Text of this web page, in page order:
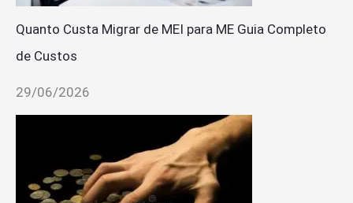
Quanto Custa Migrar de MEI para ME Guia Completo
de Custos
29/06/2026